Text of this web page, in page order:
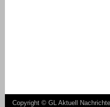
Copyright © GL Aktuell